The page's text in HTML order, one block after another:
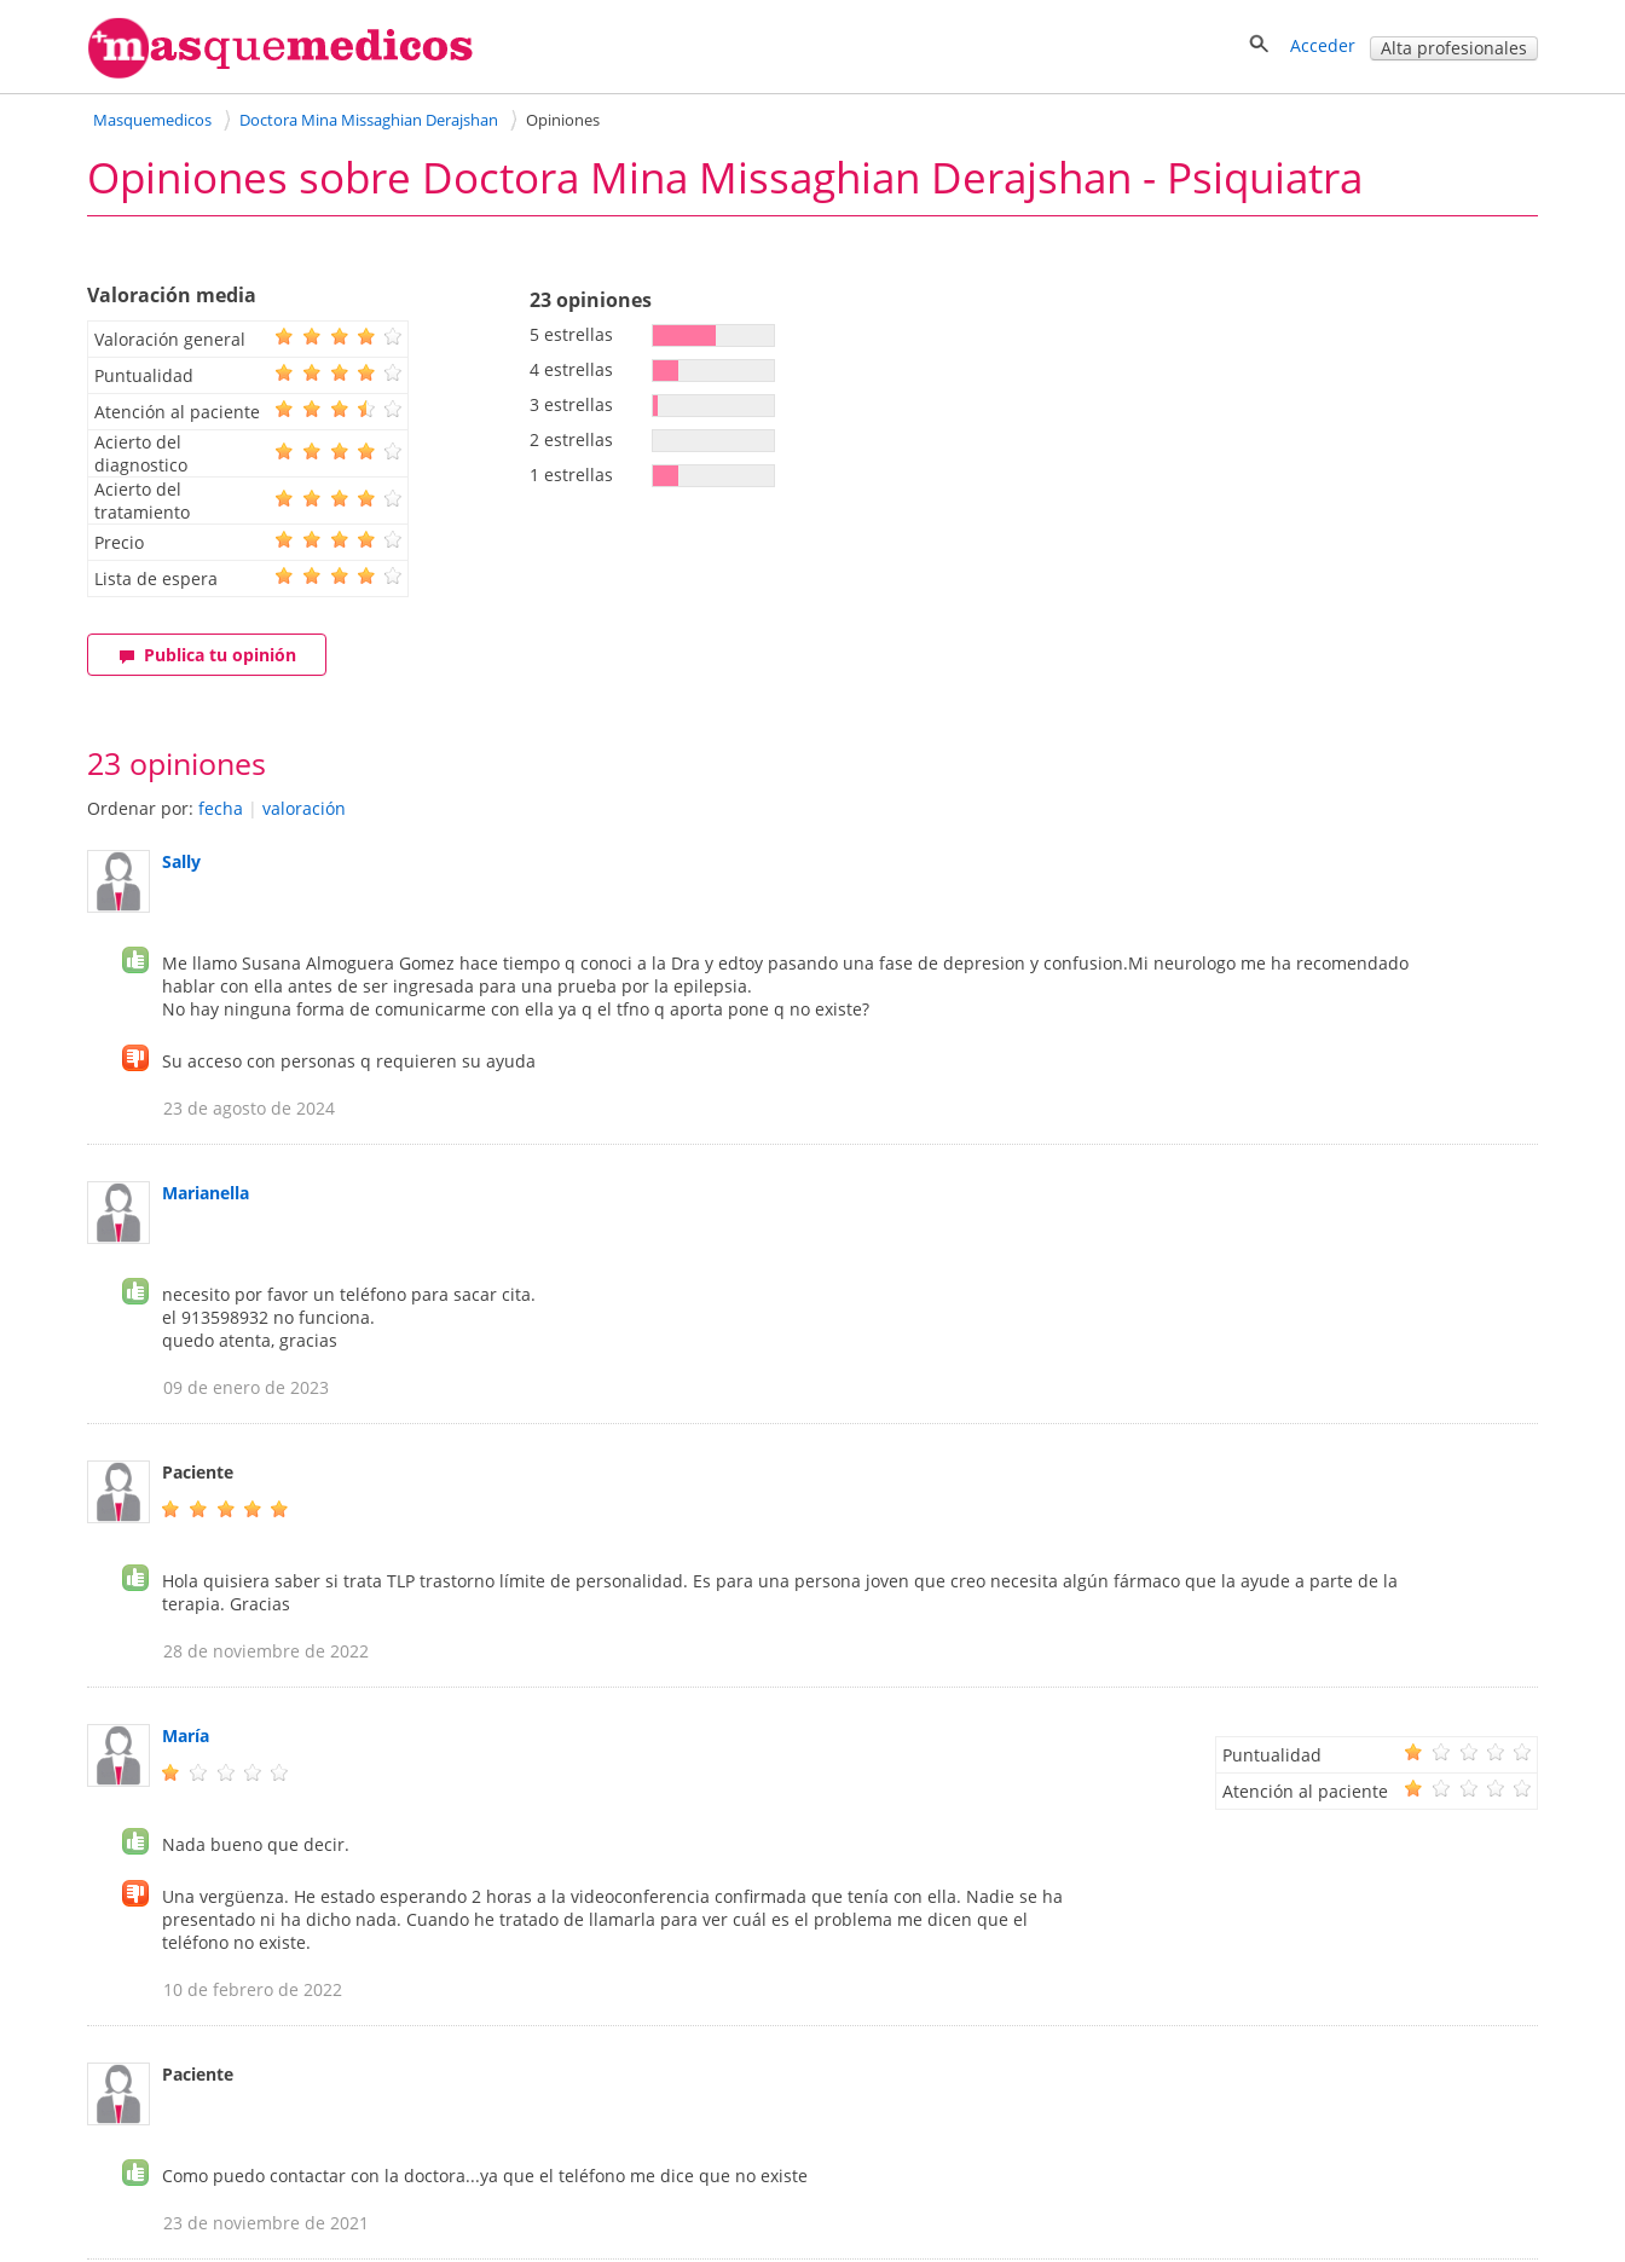
Acceder Alta profesionales
Masquemedicos Doctora Mina Missaghian Derajshan Opiniones
Opiniones sobre Doctora Mina Missaghian Derajshan - Psiquiatra
Valoración media
Valoración general
Puntualidad
Atención al paciente
Acierto del
diagnostico
Acierto del
tratamiento
Precio
Lista de espera
23 opiniones
5 estrellas
4 estrellas
3 estrellas
2 estrellas
1 estrellas
Publica tu opinión
23 opiniones
Ordenar por: fecha | valoración
Sally
Me llamo Susana Almoguera Gomez hace tiempo q conoci a la Dra y edtoy pasando una fase de depresion y confusion.Mi neurologo me ha recomendado
hablar con ella antes de ser ingresada para una prueba por la epilepsia.
No hay ninguna forma de comunicarme con ella ya q el tfno q aporta pone q no existe?
Su acceso con personas q requieren su ayuda
23 de agosto de 2024
Marianella
necesito por favor un teléfono para sacar cita.
el 913598932 no funciona.
quedo atenta, gracias
09 de enero de 2023
Paciente
Hola quisiera saber si trata TLP trastorno límite de personalidad. Es para una persona joven que creo necesita algún fármaco que la ayude a parte de la
terapia. Gracias
28 de noviembre de 2022
María
Nada bueno que decir.
Una vergüenza. He estado esperando 2 horas a la videoconferencia confirmada que tenía con ella. Nadie se ha
presentado ni ha dicho nada. Cuando he tratado de llamarla para ver cuál es el problema me dicen que el
teléfono no existe.
10 de febrero de 2022
Puntualidad
Atención al paciente
Paciente
Como puedo contactar con la doctora...ya que el teléfono me dice que no existe
23 de noviembre de 2021